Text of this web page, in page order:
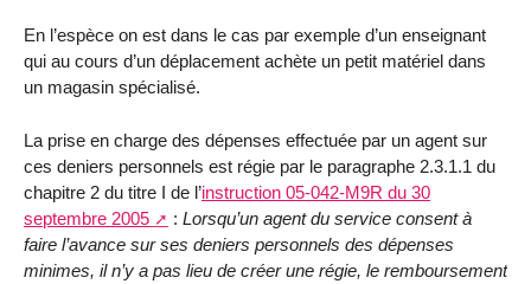
En l’espèce on est dans le cas par exemple d’un enseignant
qui au cours d’un déplacement achète un petit matériel dans
un magasin spécialisé.
La prise en charge des dépenses effectuée par un agent sur
ces deniers personnels est régie par le paragraphe 2.3.1.1 du
chapitre 2 du titre I de l’instruction 05-042-M9R du 30
septembre 2005
: Lorsqu’un agent du service consent à
faire l’avance sur ses deniers personnels des dépenses
minimes, il n’y a pas lieu de créer une régie, le remboursement